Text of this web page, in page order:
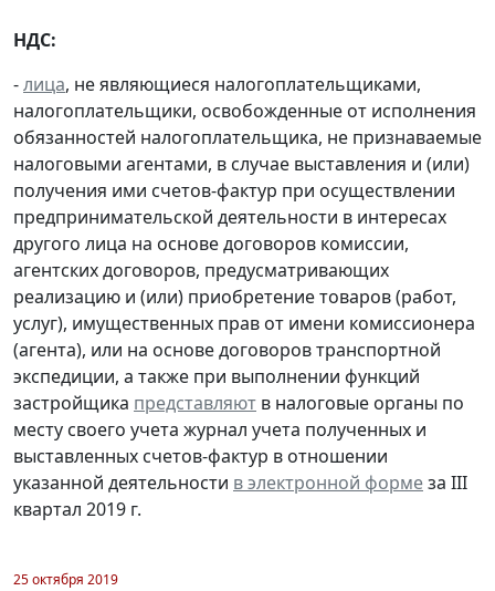
НДС:
-лица, не являющиеся налогоплательщиками,
налогоплательщики, освобожденные от исполнения
обязанностей налогоплательщика, не признаваемые
налоговыми агентами, в случае выставления и (или)
получения ими счетов-фактур при осуществлении
предпринимательской деятельности в интересах
другого лица на основе договоров комиссии,
агентских договоров, предусматривающих
реализацию и (или) приобретение товаров (работ,
услуг), имущественных прав от имени комиссионера
(агента), или на основе договоров транспортной
экспедиции, а также при выполнении функций
застройщика представляют в налоговые органы по
месту своего учета журнал учета полученных и
выставленных счетов-фактур в отношении
указанной деятельности в электронной формеза III
квартал 2019 г.
25 октября 2019